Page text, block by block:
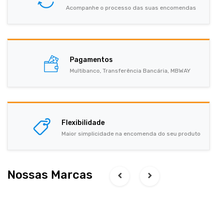
Acompanhe o processo das suas encomendas
Pagamentos
Multibanco, Transferência Bancária, MBWAY
Flexibilidade
Maior simplicidade na encomenda do seu produto
Nossas Marcas